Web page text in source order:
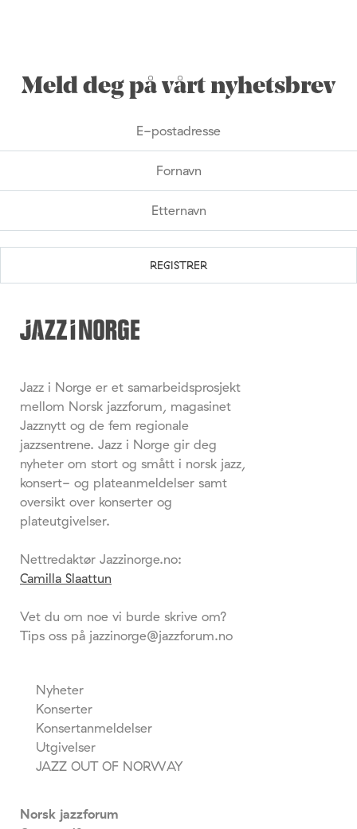
Meld deg på vårt nyhetsbrev
Jazz i Norge er et samarbeidsprosjekt
mellom Norsk jazzforum, magasinet
Jazznytt og de fem regionale
jazzsentrene. Jazz i Norge gir deg
nyheter om stort og smått i norsk jazz,
konsert- og plateanmeldelser samt
oversikt over konserter og
plateutgivelser.
Nettredaktør Jazzinorge.no:
Camilla Slaattun
Vet du om noe vi burde skrive om?
Tips oss på jazzinorge@jazzforum.no
Nyheter
Konserter
Konsertanmeldelser
Utgivelser
JAZZ OUT OF NORWAY
Norsk jazzforum